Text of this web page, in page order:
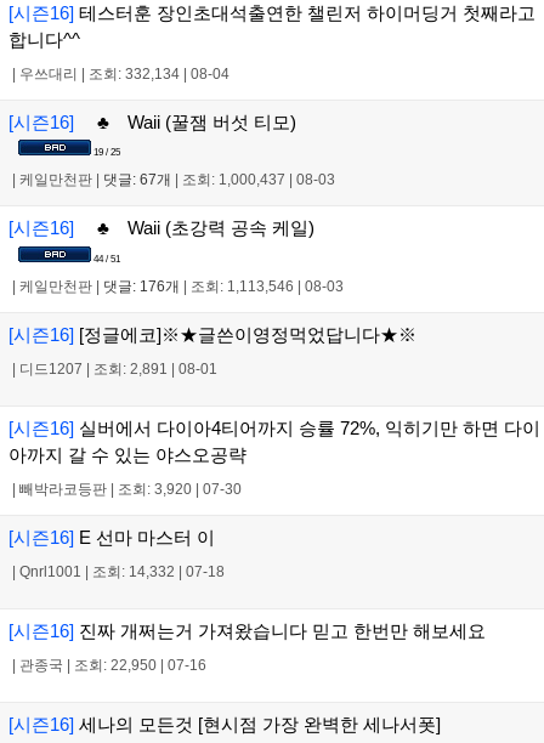
[시즌16] 테스터훈 장인초대석출연한 챌린저 하이머딩거 첫째라고
합니다^^
우쓰대리 조회: 332,134 08-04
[시즌16] ♣ Waii (꿀잼 버섯 티모)
19 / 25
케일만천판 댓글: 67개 조회: 1,000,437 08-03
[시즌16] ♣ Waii (초강력 공속 케일)
44 / 51
| 케일만천판 | 댓글: 176개 | 조회: 1,113,546 | 08-03
[시즌16] [정글에코]※★글쓴이영정먹었답니다★※
| 디드1207 | 조회: 2,891 | 08-01
[시즌16] 실버에서 다이아4티어까지 승률 72%, 익히기만 하면 다이
아까지 갈 수 있는 야스오공략
| 빼박라코등판 | 조회: 3,920 | 07-30
[시즌16] E 선마 마스터 이
| Qnrl1001 | 조회: 14,332 | 07-18
[시즌16] 진짜 개쩌는거 가져왔습니다 믿고 한번만 해보세요
| 관종국 | 조회: 22,950 | 07-16
[시즌16] 세나의 모든것 [현시점 가장 완벽한 세나서폿]